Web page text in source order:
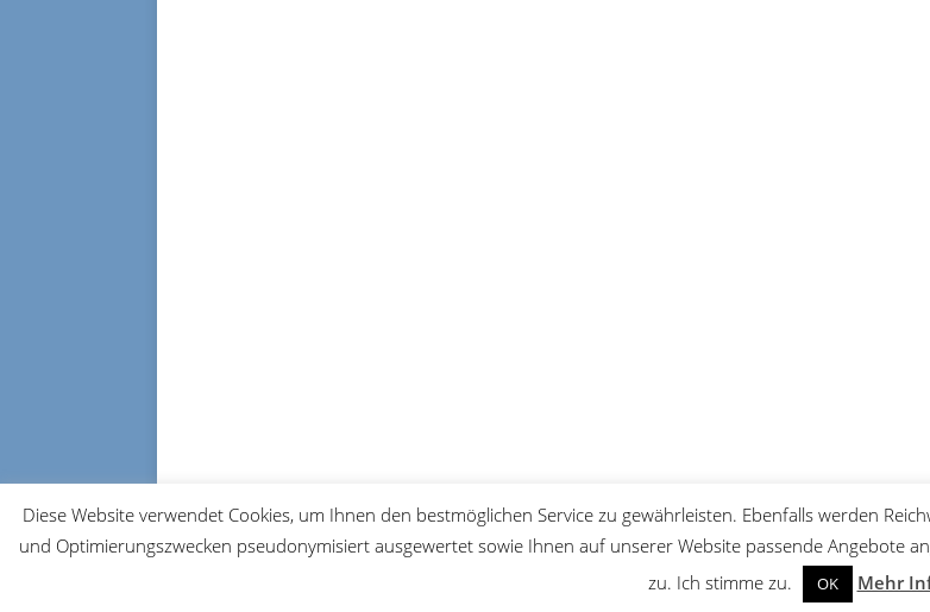
© 2026 FRM-TV
Diese Website verwendet Cookies, um Ihnen den bestmöglichen Service zu gewährleisten. Ebenfalls werden
und Optimierungszwecken pseudonymisiert ausgewertet sowie Ihnen auf unserer Website passende Angebote
zu. Ich stimme zu.
OK Mehr